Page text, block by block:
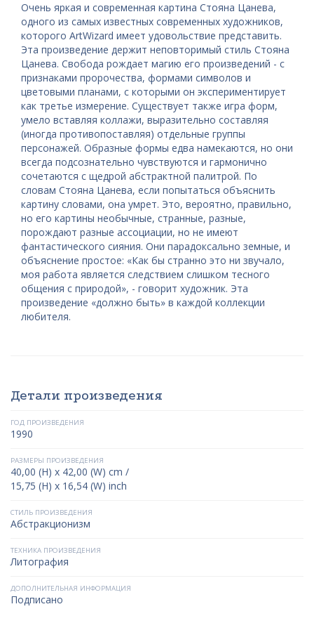
Очень яркая и современная картина Стояна Цанева,
одного из самых известных современных художников,
которого ArtWizard имеет удовольствие представить.
Эта произведение держит неповторимый стиль Стояна
Цанева. Свобода рождает магию его произведений - с
признаками пророчества, формами символов и
цветовыми планами, с которыми он экспериментирует
как третье измерение. Существует также игра форм,
умело вставляя коллажи, выразительно составляя
(иногда противопоставляя) отдельные группы
персонажей. Образные формы едва намекаются, но они
всегда подсознательно чувствуются и гармонично
сочетаются с щедрой абстрактной палитрой. По
словам Стояна Цанева, если попытаться объяснить
картину словами, она умрет. Это, вероятно, правильно,
но его картины необычные, странные, разные,
порождают разные ассоциации, но не имеют
фантастического сияния. Они парадоксально земные, и
объяснение простое: «Как бы странно это ни звучало,
моя работа является следствием слишком тесного
общения с природой», - говорит художник. Эта
произведение «должно быть» в каждой коллекции
любителя.
Детали произведения
ГОД ПРОИЗВЕДЕНИЯ
1990
РАЗМЕРЫ ПРОИЗВЕДЕНИЯ
40,00 (H) x 42,00 (W) cm /
15,75 (H) x 16,54 (W) inch
СТИЛЬ ПРОИЗВЕДЕНИЯ
Абстракционизм
ТЕХНИКА ПРОИЗВЕДЕНИЯ
Литография
ДОПОЛНИТЕЛЬНАЯ ИНФОРМАЦИЯ
Подписано